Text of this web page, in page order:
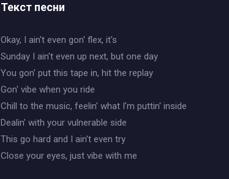
Текст песни
Okay, I ain't even gon' flex, it's
Sunday I ain't even up next, but one day
You gon' put this tape in, hit the replay
Gon' vibe when you ride
Chill to the music, feelin' what I'm puttin' inside
Dealin' with your vulnerable side
This go hard and I ain't even try
Close your eyes, just vibe with me